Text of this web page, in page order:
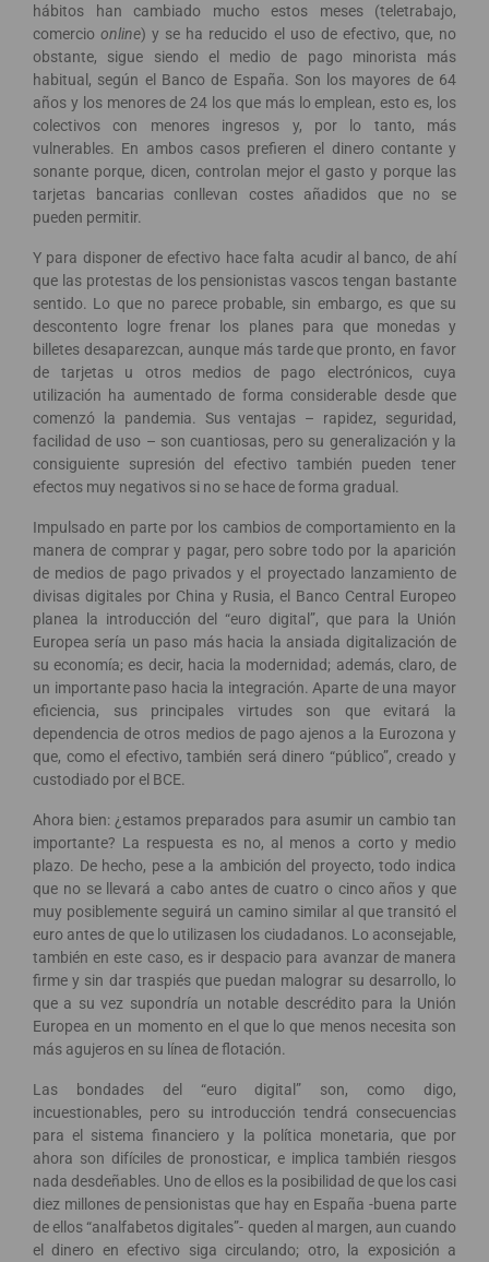
hábitos han cambiado mucho estos meses (teletrabajo,
comercioonline) y se ha reducido el uso de efectivo, que, no
obstante, sigue siendo el medio de pago minorista más
habitual, según el Banco de España. Son los mayores de 64
años y los menores de 24 los que más lo emplean, esto es, los
colectivos con menores ingresos y, por lo tanto, más
vulnerables. En ambos casos prefieren el dinero contante y
sonante porque, dicen, controlan mejor el gasto y porque las
tarjetas bancarias conllevan costes añadidos que no se
pueden permitir.
Y para disponer de efectivo hace falta acudir al banco, de ahí
que las protestas de los pensionistas vascos tengan bastante
sentido. Lo que no parece probable, sin embargo, es que su
descontento logre frenar los planes para que monedas y
billetes desaparezcan, aunque más tarde que pronto, en favor
de tarjetas u otros medios de pago electrónicos, cuya
utilización ha aumentado de forma considerable desde que
comenzó la pandemia. Sus ventajas – rapidez, seguridad,
facilidad de uso – son cuantiosas, pero su generalización y la
consiguiente supresión del efectivo también pueden tener
efectos muy negativos si no se hace de forma gradual.
Impulsado en parte por los cambios de comportamiento en la
manera de comprar y pagar, pero sobre todo por la aparición
de medios de pago privados y el proyectado lanzamiento de
divisas digitales por China y Rusia, el Banco Central Europeo
planea la introducción del “euro digital”, que para la Unión
Europea sería un paso más hacia la ansiada digitalización de
su economía; es decir, hacia la modernidad; además, claro, de
un importante paso hacia la integración. Aparte de una mayor
eficiencia, sus principales virtudes son que evitará la
dependencia de otros medios de pago ajenos a la Eurozona y
que, como el efectivo, también será dinero “público”, creado y
custodiado por el BCE.
Ahora bien: ¿estamos preparados para asumir un cambio tan
importante? La respuesta es no, al menos a corto y medio
plazo. De hecho, pese a la ambición del proyecto, todo indica
que no se llevará a cabo antes de cuatro o cinco años y que
muy posiblemente seguirá un camino similar al que transitó el
euro antes de que lo utilizasen los ciudadanos. Lo aconsejable,
también en este caso, es ir despacio para avanzar de manera
firme y sin dar traspiés que puedan malograr su desarrollo, lo
que a su vez supondría un notable descrédito para la Unión
Europea en un momento en el que lo que menos necesita son
más agujeros en su línea de flotación.
Las bondades del “euro digital” son, como digo,
incuestionables, pero su introducción tendrá consecuencias
para el sistema financiero y la política monetaria, que por
ahora son difíciles de pronosticar, e implica también riesgos
nada desdeñables. Uno de ellos es la posibilidad de que los casi
diez millones de pensionistas que hay en España -buena parte
de ellos “analfabetos digitales”- queden al margen, aun cuando
el dinero en efectivo siga circulando; otro, la exposición a